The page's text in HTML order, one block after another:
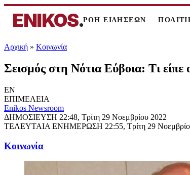
ENIKOS.ΡΟΗ ΕΙΔΗΣΕΩΝ
Αρχική » Κοινωνία
Σεισμός στη Νότια Εύβοια: Τι
EN
ΕΠΙΜΕΛΕΙΑ
Enikos Newsroom
ΔΗΜΟΣΙΕΥΣΗ 22:48, Τρίτη 29 Νοεμβρίου 2022
ΤΕΛΕΥΤΑΙΑ ΕΝΗΜΕΡΩΣΗ 22:55, Τρίτη 29
Κοινωνία